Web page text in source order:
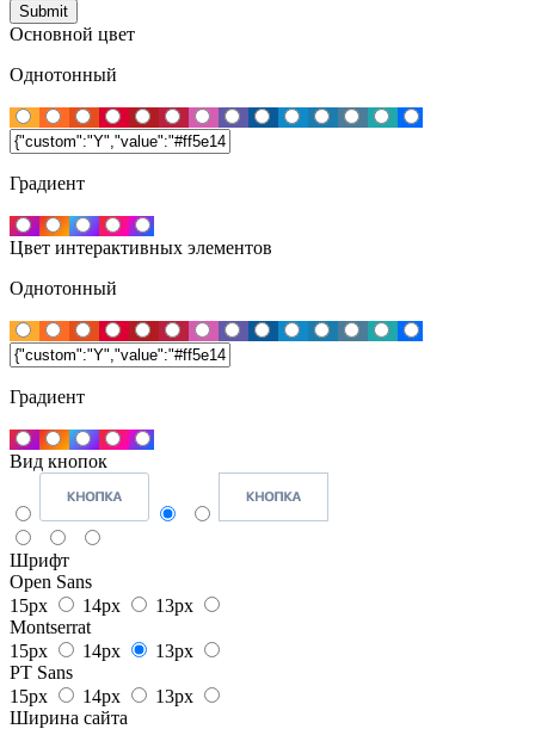
Основной цвет
Однотонный
Градиент
Цвет интерактивных элементов
Однотонный
Градиент
Вид кнопок
Шрифт
Open Sans
15px
14px
13px
Montserrat
15px
14px
13px
PT Sans
15px
14px
13px
Ширина сайта